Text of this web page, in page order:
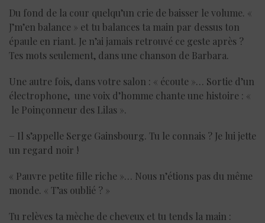
Du fond de la cour quelqu’un crie de baisser le volume. «
J’m’en balance » et tu balances ta main par dessus ton
épaule en riant. Je n’ai jamais retrouvé ce geste après ?
Tes mots seulement, dans une chanson de Barbara.
Une autre fois, dans votre salon : « écoute »… Sortie d’un
électrophone, une voix d’homme chante une histoire : «
le Poinçonneur des Lilas ».
− Il s’appelle Serge Gainsbourg. Tu le connais ? Je lui jette
un regard noir !
« Pauvre petite fille riche »… Nous n’étions pas du même
monde. « T’as oublié ? »
Tu relèves ta mèche de cheveux et tu tends la main :